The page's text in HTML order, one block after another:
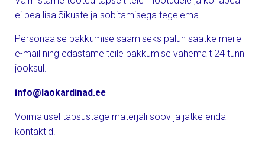
ei pea lisalõikuste ja sobitamisega tegelema.
Personaalse pakkumise saamiseks palun saatke meile
e-mail ning edastame teile pakkumise vähemalt 24 tunni
jooksul.
info@laokardinad.ee
Võimalusel täpsustage materjali soov ja jätke enda
kontaktid.